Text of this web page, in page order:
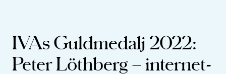
IVAs Guldmedalj 2022:
Peter Löthberg – internet­